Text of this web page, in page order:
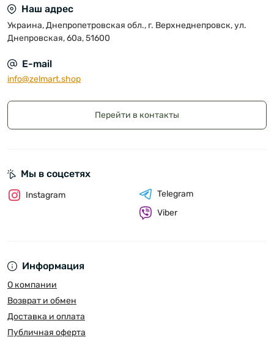
Наш адрес
Украина, Днепропетровская обл., г. Верхнеднепровск, ул.
Днепровская, 60а, 51600
E-mail
info@zelmart.shop
Перейти в контакты
Информация
О компании
Возврат и обмен
Доставка и оплата
Публичная оферта
Мы в соцсетях
Instagram
Telegram
Viber